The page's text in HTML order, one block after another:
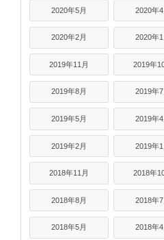
2020年5月 2020年4
2020年2月 2020年1
2019年11月 2019年
2019年8月 2019年7
2019年5月 2019年4
2019年2月 2019年1
2018年11月 2018年
2018年8月 2018年7
2018年5月 2018年4